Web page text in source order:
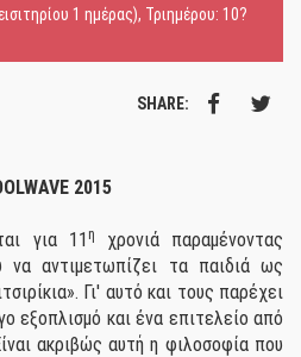
1 ημέρας), Τριημέρου: 10?
SHARE:
2015
για 11 η
χρονιά παραμένοντας
να αντιμετωπίζει τα παιδιά ως
Γι' αυτό και τους παρέχει
εξοπλισμό και ένα επιτελείο από
ακριβώς αυτή η φιλοσοφία που